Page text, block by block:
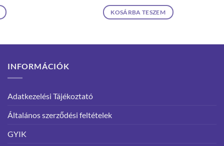
KOSÁRBA TESZEM
INFORMÁCIÓK
Adatkezelési Tájékoztató
Általános szerződési feltételek
GYIK